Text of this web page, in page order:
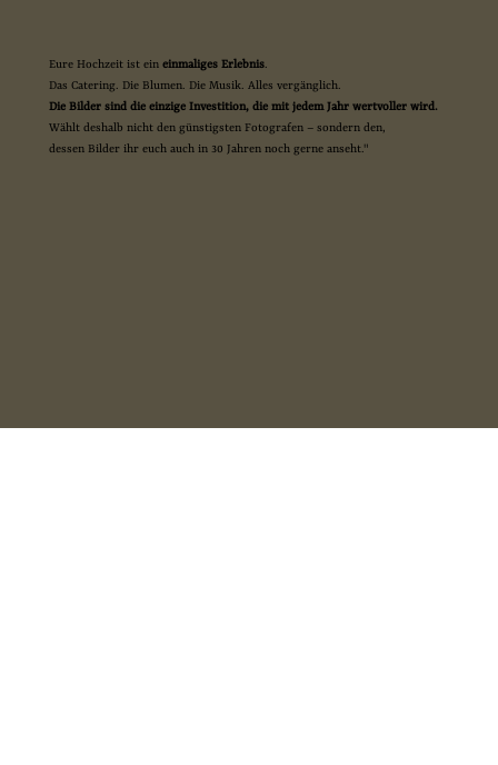
Eure Hochzeit ist ein einmaliges Erlebnis.
Das Catering. Die Blumen. Die Musik. Alles vergänglich.
Die Bilder sind die einzige Investition, die mit jedem Jahr wertvoller wird.
Wählt deshalb nicht den günstigsten Fotografen – sondern den,
dessen Bilder ihr euch auch in 30 Jahren noch gerne anseht."